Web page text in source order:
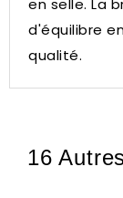
en selle. La
d'équilibre
qualité.
16